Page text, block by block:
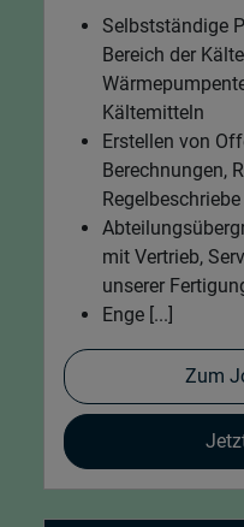
Selbstständige
Bereich der
Kältemitteln
Erstellen von
Berechnungen,
Regelbeschriebe
mit Vertrieb,
unserer
Enge [...]
Zum